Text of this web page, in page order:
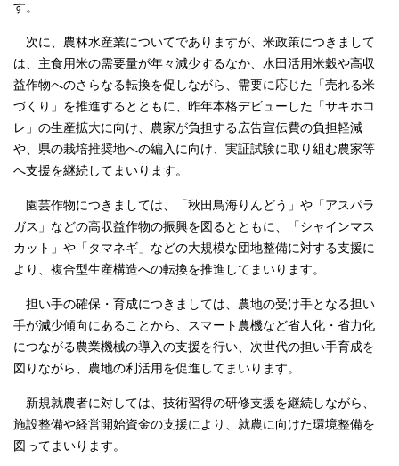
す。
次に、農林水産業についてでありますが、米政策につきまして
は、主食用米の需要量が年々減少するなか、水田活用米穀や高収
益作物へのさらなる転換を促しながら、需要に応じた「売れる米
づくり」を推進するとともに、昨年本格デビューした「サキホコ
レ」の生産拡大に向け、農家が負担する広告宣伝費の負担軽減
や、県の栽培推奨地への編入に向け、実証試験に取り組む農家等
へ支援を継続してまいります。
園芸作物につきましては、「秋田鳥海りんどう」や「アスパラ
ガス」などの高収益作物の振興を図るとともに、「シャインマス
カット」や「タマネギ」などの大規模な団地整備に対する支援に
より、複合型生産構造への転換を推進してまいります。
担い手の確保・育成につきましては、農地の受け手となる担い
手が減少傾向にあることから、スマート農機など省人化・省力化
につながる農業機械の導入の支援を行い、次世代の担い手育成を
図りながら、農地の利活用を促進してまいります。
新規就農者に対しては、技術習得の研修支援を継続しながら、
施設整備や経営開始資金の支援により、就農に向けた環境整備を
図ってまいります。